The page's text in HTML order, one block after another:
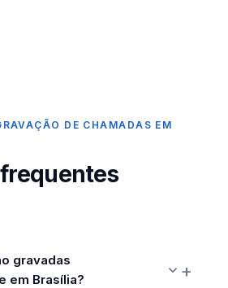
DE CHAMADAS EM
gravadas
em Brasília?